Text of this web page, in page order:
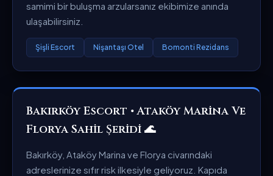
samimi bir buluşma arzularsanız ekibimize anında
ulaşabilirsiniz.
Şişli Escort Nişantaşı Otel Bomonti Rezidans
Bakırköy Escort • Ataköy Marina Ve
Florya Sahil Şeridi 🌊
Bakırköy, Ataköy Marina ve Florya civarındaki
adreslerinize sıfır risk ilkesiyle geliyoruz. Kapıda